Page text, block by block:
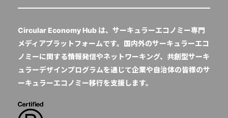
Circular Economy Hub は、サーキュラーエコノミー専門
メディアプラットフォームです。国内外のサーキュラーエコ
ノミーに関する情報発信やネットワーキング、共創型サーキ
ュラーデザインプログラムを通じて企業や自治体の皆様のサ
ーキュラーエコノミー移行を支援します。